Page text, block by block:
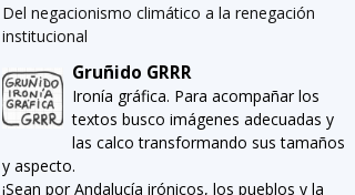
Del negacionismo climático a la renegación
institucional
Gruñido GRRR
Ironía gráfica. Para acompañar los
textos busco imágenes adecuadas y
las calco transformando sus tamaños
y aspecto.
¡Sean por Andalucía irónicos, los pueblos y la